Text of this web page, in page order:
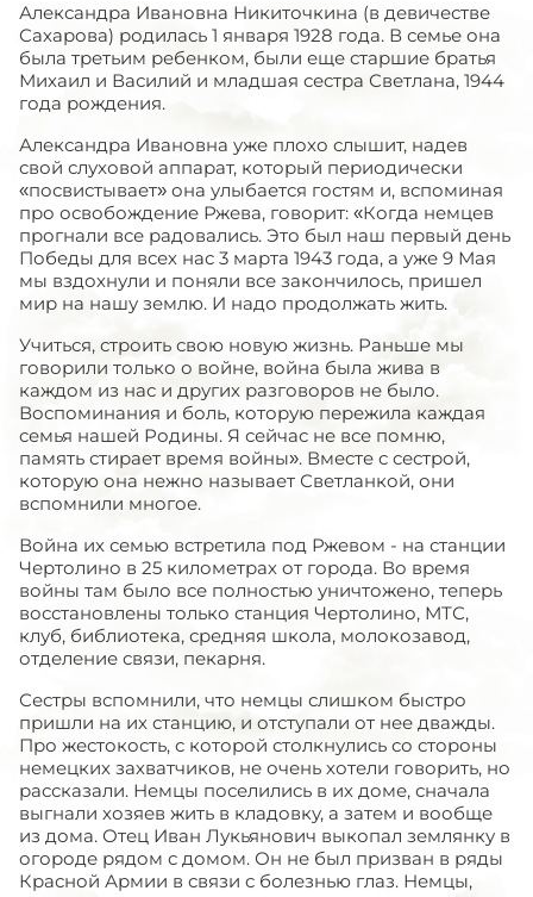
Александра Ивановна Никиточкина (в девичестве
Сахарова) родилась 1 января 1928 года. В семье она
была третьим ребенком, были еще старшие братья
Михаил и Василий и младшая сестра Светлана, 1944
года рождения.
Александра Ивановна уже плохо слышит, надев
свой слуховой аппарат, который периодически
«посвистывает» она улыбается гостям и, вспоминая
про освобождение Ржева, говорит: «Когда немцев
прогнали все радовались. Это был наш первый день
Победы для всех нас 3 марта 1943 года, а уже 9 Мая
мы вздохнули и поняли все закончилось, пришел
мир на нашу землю. И надо продолжать жить.
Учиться, строить свою новую жизнь. Раньше мы
говорили только о войне, война была жива в
каждом из нас и других разговоров не было.
Воспоминания и боль, которую пережила каждая
семья нашей Родины. Я сейчас не все помню,
память стирает время войны». Вместе с сестрой,
которую она нежно называет Светланкой, они
вспомнили многое.
Война их семью встретила под Ржевом - на станции
Чертолино в 25 километрах от города. Во время
войны там было все полностью уничтожено, теперь
восстановлены только станция Чертолино, МТС,
клуб, библиотека, средняя школа, молокозавод,
отделение связи, пекарня.
Сестры вспомнили, что немцы слишком быстро
пришли на их станцию, и отступали от нее дважды.
Про жестокость, с которой столкнулись со стороны
немецких захватчиков, не очень хотели говорить, но
рассказали. Немцы поселились в их доме, сначала
выгнали хозяев жить в кладовку, а затем и вообще
из дома. Отец Иван Лукьянович выкопал землянку в
огороде рядом с домом. Он не был призван в ряды
Красной Армии в связи с болезнью глаз. Немцы,